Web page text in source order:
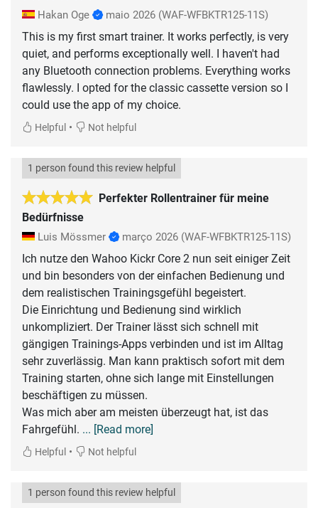
Hakan Oge maio 2026 (WAF-WFBKTR125-11S)
This is my first smart trainer. It works perfectly, is very
quiet, and performs exceptionally well. I haven't had
any Bluetooth connection problems. Everything works
flawlessly. I opted for the classic cassette version so I
could use the app of my choice.
Helpful • Not helpful
Perfekter Rollentrainer für meine
Bedürfnisse
1 person found this review helpful
Luis Mössmer março 2026 (WAF-WFBKTR125-11S)
Ich nutze den Wahoo Kickr Core 2 nun seit einiger Zeit
und bin besonders von der einfachen Bedienung und
dem realistischen Trainingsgefühl begeistert.
Die Einrichtung und Bedienung sind wirklich
unkompliziert. Der Trainer lässt sich schnell mit
gängigen Trainings-Apps verbinden und ist im Alltag
sehr zuverlässig. Man kann praktisch sofort mit dem
Training starten, ohne sich lange mit Einstellungen
beschäftigen zu müssen.
Was mich aber am meisten überzeugt hat, ist das
Fahrgefühl. ... [Read more]
Helpful • Not helpful
1 person found this review helpful